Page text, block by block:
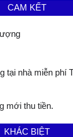
CAM KẾT
tại nhà miễn phí
mới thu tiền.
KHÁC BIỆT